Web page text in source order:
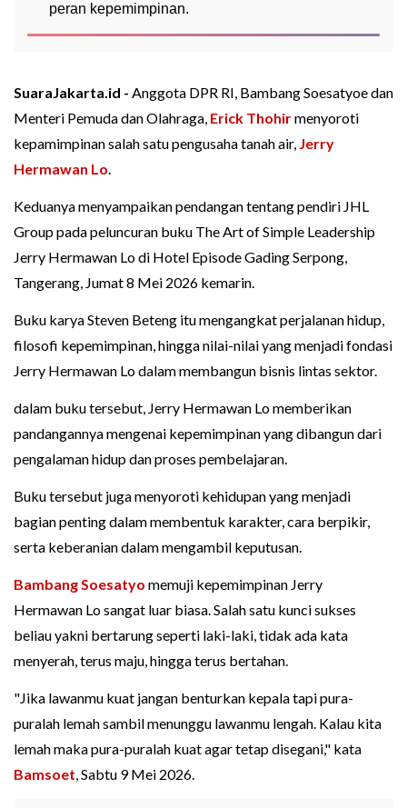
peran kepemimpinan.
SuaraJakarta.id - Anggota DPR RI, Bambang Soesatyoe dan
Menteri Pemuda dan Olahraga, Erick Thohirmenyoroti
kepamimpinan salah satu pengusaha tanah air, Jerry
Hermawan Lo.
Keduanya menyampaikan pendangan tentang pendiri JHL
Group pada peluncuran buku The Art of Simple Leadership
Jerry Hermawan Lo di Hotel Episode Gading Serpong,
Tangerang, Jumat 8 Mei 2026 kemarin.
Buku karya Steven Beteng itu mengangkat perjalanan hidup,
filosofi kepemimpinan, hingga nilai-nilai yang menjadi fondasi
Jerry Hermawan Lo dalam membangun bisnis lintas sektor.
dalam buku tersebut, Jerry Hermawan Lo memberikan
pandangannya mengenai kepemimpinan yang dibangun dari
pengalaman hidup dan proses pembelajaran.
Buku tersebut juga menyoroti kehidupan yang menjadi
bagian penting dalam membentuk karakter, cara berpikir,
serta keberanian dalam mengambil keputusan.
Bambang Soesatyo memuji kepemimpinan Jerry
Hermawan Lo sangat luar biasa. Salah satu kunci sukses
beliau yakni bertarung seperti laki-laki, tidak ada kata
menyerah, terus maju, hingga terus bertahan.
"Jika lawanmu kuat jangan benturkan kepala tapi pura-
puralah lemah sambil menunggu lawanmu lengah. Kalau kita
lemah maka pura-puralah kuat agar tetap disegani," kata
Bamsoet, Sabtu 9 Mei 2026.